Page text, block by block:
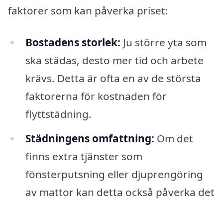
faktorer som kan påverka priset:
Bostadens storlek: Ju större yta som
ska städas, desto mer tid och arbete
krävs. Detta är ofta en av de största
faktorerna för kostnaden för
flyttstädning.
Städningens omfattning: Om det
finns extra tjänster som
fönsterputsning eller djuprengöring
av mattor kan detta också påverka det